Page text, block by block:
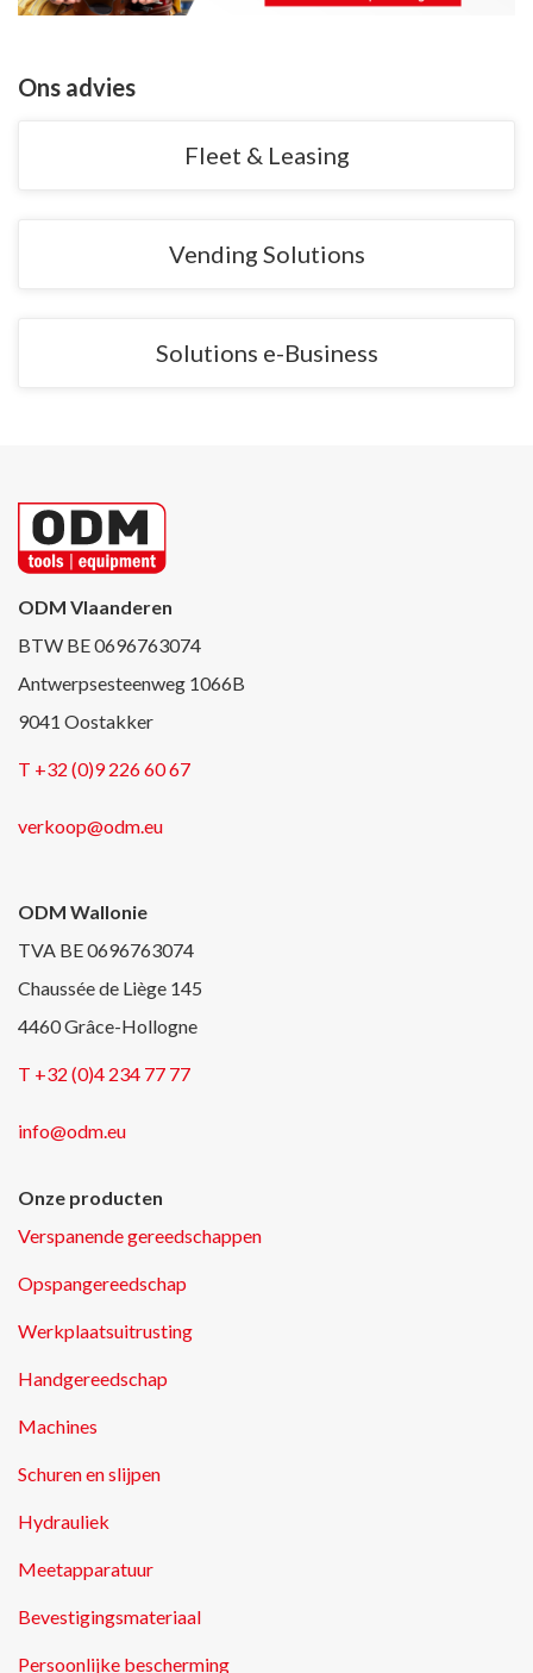
Ons advies
Fleet & Leasing
Vending Solutions
Solutions e-Business
ODM Vlaanderen
BTW BE 0696763074
Antwerpsesteenweg 1066B
9041 Oostakker
T +32 (0)9 226 60 67
verkoop@odm.eu
ODM Wallonie
TVA BE 0696763074
Chaussée de Liège 145
4460 Grâce-Hollogne
T +32 (0)4 234 77 77
info@odm.eu
Onze producten
Verspanende gereedschappen
Opspangereedschap
Werkplaatsuitrusting
Handgereedschap
Machines
Schuren en slijpen
Hydrauliek
Meetapparatuur
Bevestigingsmateriaal
Persoonlijke bescherming